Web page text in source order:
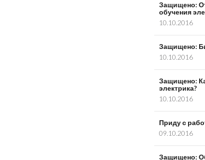
Защищено:
обучения
10.10.2016
Защищено:
10.10.2016
Защищено:
электрика?
10.10.2016
Приду с
09.10.2016
Защищено: